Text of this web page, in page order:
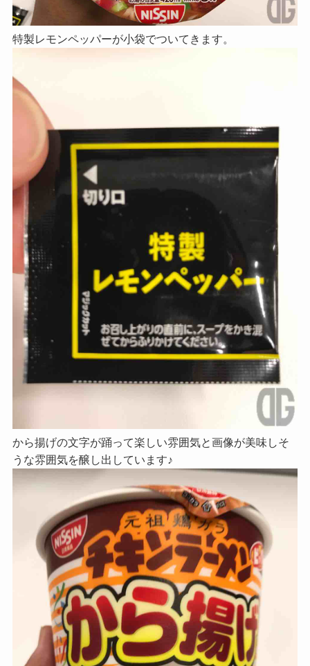
特製レモンペッパーが小袋でついてきます。
から揚げの文字が踊って楽しい雰囲気と画像が美味しそ
うな雰囲気を醸し出しています♪